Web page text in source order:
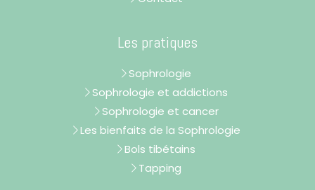
Les pratiques
Sophrologie
Sophrologie et addictions
Sophrologie et cancer
Les bienfaits de la Sophrologie
Bols tibétains
Tapping